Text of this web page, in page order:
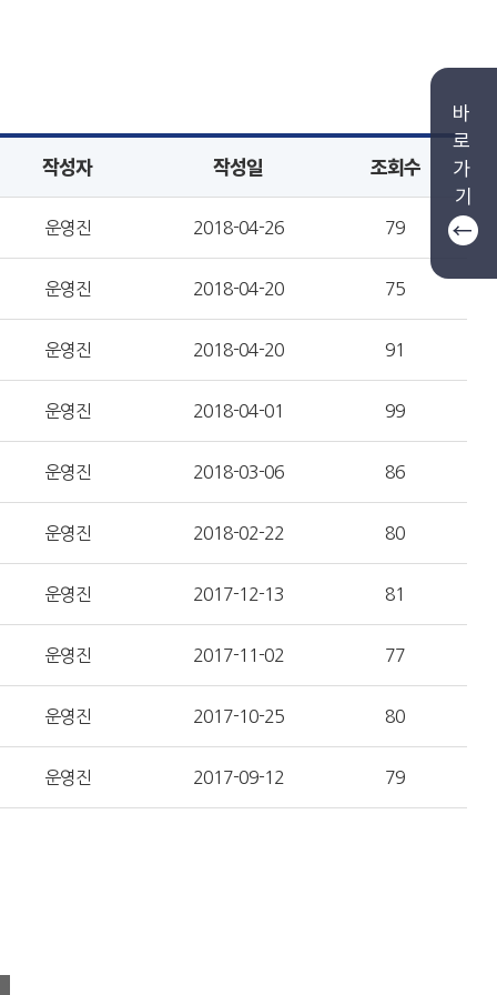
작성자 작성일 조회수
운영진 2018-04-26 79
운영진 2018-04-20 75
운영진 2018-04-20 91
운영진 2018-04-01 99
운영진 2018-03-06 86
운영진 2018-02-22 80
운영진 2017-12-13 81
운영진 2017-11-02 77
운영진 2017-10-25 80
운영진 2017-09-12 79
바
로
가
기